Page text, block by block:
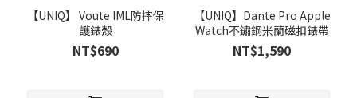
【UNIQ】 Voute IML防摔保
護錶殼
NT$690
【UNIQ】Dante Pro Apple
Watch不鏽鋼米蘭磁扣錶帶
NT$1,590